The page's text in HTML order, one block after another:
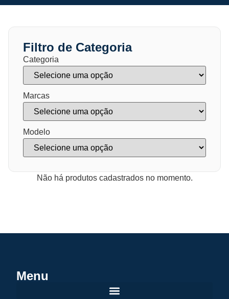
Filtro de Categoria
Categoria
Marcas
Modelo
Não há produtos cadastrados no momento.
Menu